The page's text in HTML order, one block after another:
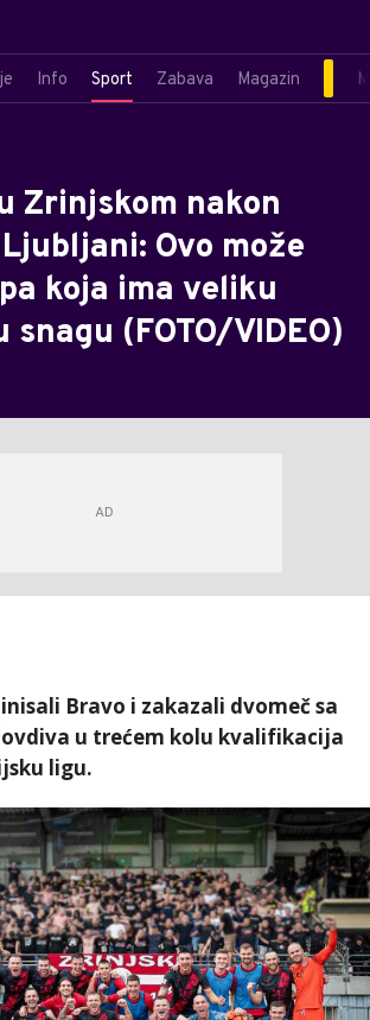
Info Sport Zabava Magazin
Zrinjskom nakon
Ovo može
koja ima veliku
snagu (FOTO/VIDEO)
Bravo i zakazali dvomeč sa
u trećem kolu kvalifikacija
ligu.